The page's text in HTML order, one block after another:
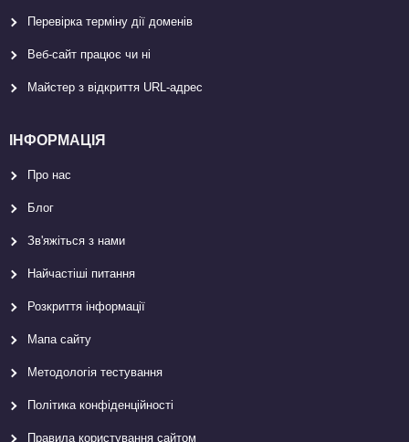
Перевірка терміну дії доменів
Веб-сайт працює чи ні
Майстер з відкриття URL-aдрес
ІНФОРМАЦІЯ
Про нас
Блог
Зв'яжіться з нами
Найчастіші питання
Розкриття інформації
Мапа сайту
Методологія тестування
Політика конфіденційності
Правила користування сайтом